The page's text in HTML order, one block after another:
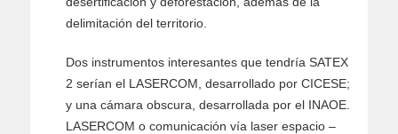
delimitación del territorio.
Dos instrumentos interesantes que tendría SATEX
2 serían el LASERCOM, desarrollado por CICESE;
y una cámara obscura, desarrollada por el INAOE.
LASERCOM o comunicación vía laser espacio –